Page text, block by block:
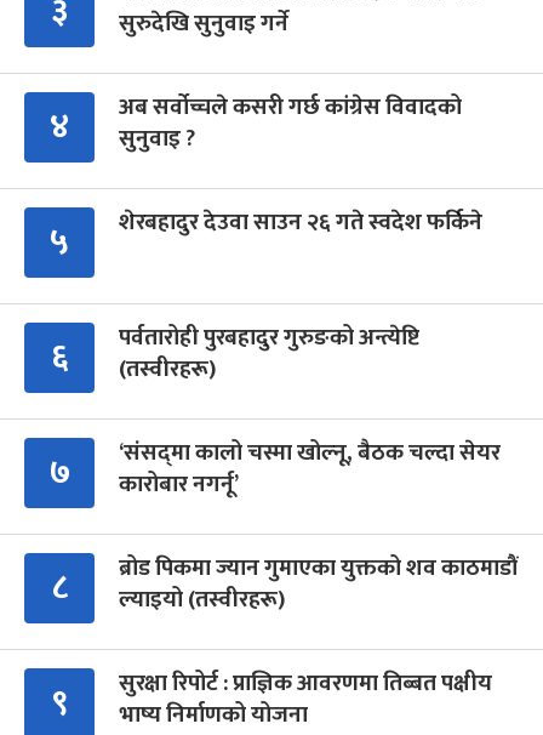
सुरुदेखि सुनुवाइ गर्ने
४
अब सर्वोच्चले कसरी गर्छ कांग्रेस विवादको
सुनुवाइ ?
५ शेरबहादुर देउवा साउन २६ गते स्वदेश फर्किने
६
पर्वतारोही पुरबहादुर गुरुङको अन्त्येष्टि
(तस्वीरहरू)
७
‘संसद्‍मा कालो चस्मा खोल्नू, बैठक चल्दा सेयर
कारोबार नगर्नू’
८
ब्रोड पिकमा ज्यान गुमाएका युक्तको शव काठमाडौं
ल्याइयो (तस्वीरहरू)
९
सुरक्षा रिपोर्ट : प्राज्ञिक आवरणमा तिब्बत पक्षीय
भाष्य निर्माणको योजना